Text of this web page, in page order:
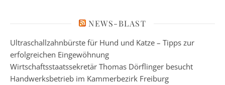
NEWS-BLAST
Ultraschallzahnbürste für Hund und Katze – Tipps zur
erfolgreichen Eingewöhnung
Wirtschaftsstaatssekretär Thomas Dörflinger besucht
Handwerksbetrieb im Kammerbezirk Freiburg